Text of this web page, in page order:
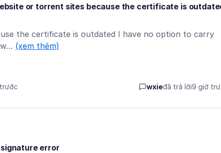
or torrent sites because the certificate is
the certificate is outdated I have no option to carry
(xem thêm)
wxieđã trả lời9 giờ
error